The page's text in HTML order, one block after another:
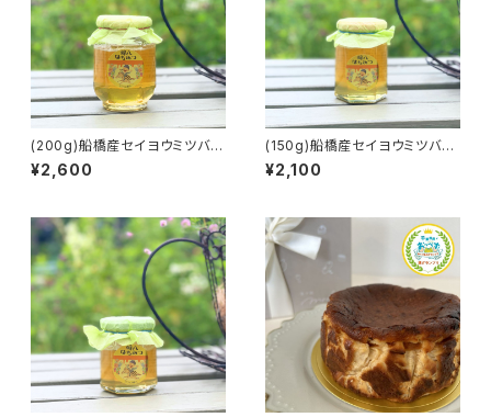
(200g)船橋産セイヨウミツバチ
の百花蜜【オフィス蜂八】
¥2,600
(150g)船橋産セイヨウミツバチ
の百花蜜【オフィス蜂八】
¥2,100